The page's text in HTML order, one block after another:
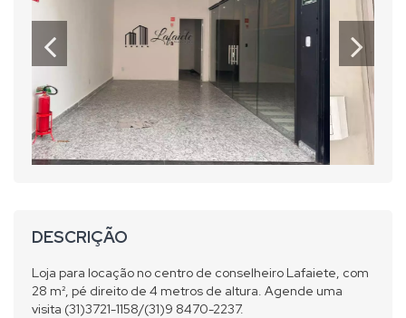
DESCRIÇÃO
Loja para locação no centro de conselheiro Lafaiete, com
28 m², pé direito de 4 metros de altura. Agende uma
visita (31)3721-1158/(31)9 8470-2237.